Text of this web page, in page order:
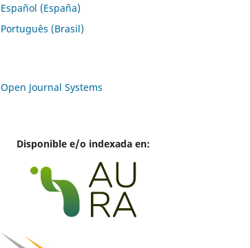
Español (España)
Português (Brasil)
Open Journal Systems
Disponible e/o indexada en: